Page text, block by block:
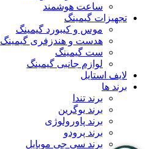
ساعت هوشمند
تجهیزات گیمینگ
موس و کیبورد گیمینگ
هدست و هندزفری گیمینگ
ست گیمینگ
لوازم جانبی گیمینگ
لایف استایل
برند ها
برند تندا
برند یوگرین
برند پاورولوژی
برند پرودو
برند سی جی موبایل